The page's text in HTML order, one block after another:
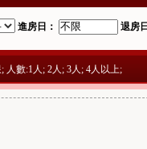
進房日： 退房
人數:1人; 2人; 3人; 4人以上;